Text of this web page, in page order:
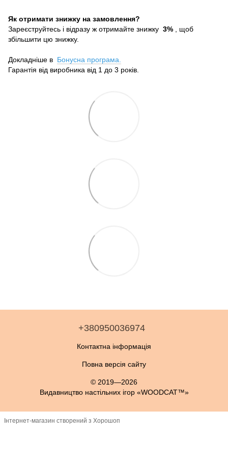
Як отримати знижку на замовлення?
Зареєструйтесь і відразу ж отримайте знижку 3% , щоб
збільшити цю знижку.
Докладніше в Бонусна програма.
Гарантія від виробника від 1 до 3 років.
+380950036974
Контактна інформація
Повна версія сайту
© 2019—2026
Видавництво настільних ігор «WOODCAT™»
Інтернет-магазин створений з Хорошоп